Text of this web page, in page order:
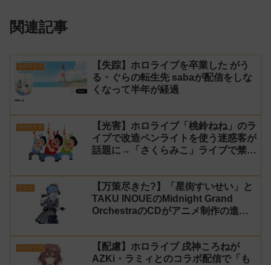
関連記事
ホロライブ
【失踪】ホロライブを卒業した がう
る・ぐらの転生先 sabaが配信をしな
くなって半年が経過
ホロライブ
【光害】ホロライブ「桃鈴ねね」のラ
イブで改造ペンライトを使う迷惑客が
話題に→「さくらみこ」ライブで禁止
アニメ
【万策尽きた?】「星街すいせい」と
TAKU INOUEのMidnight Grand
OrchestraのCDがアニメ制作の進行
ホロライブ
【配慮】ホロライブ 戌神ころねが
AZKi・ラミィとのコラボ配信で「も